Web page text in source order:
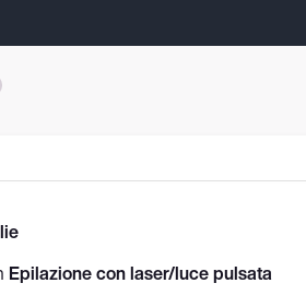
Epilazione con laser/luce pulsata